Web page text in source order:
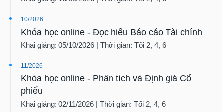
10/2026
Khóa học online - Đọc hiểu Báo cáo Tài chính
Khai giảng: 05/10/2026 | Thời gian: Tối 2, 4, 6
11/2026
Khóa học online - Phân tích và Định giá Cổ
phiếu
Khai giảng: 02/11/2026 | Thời gian: Tối 2, 4, 6